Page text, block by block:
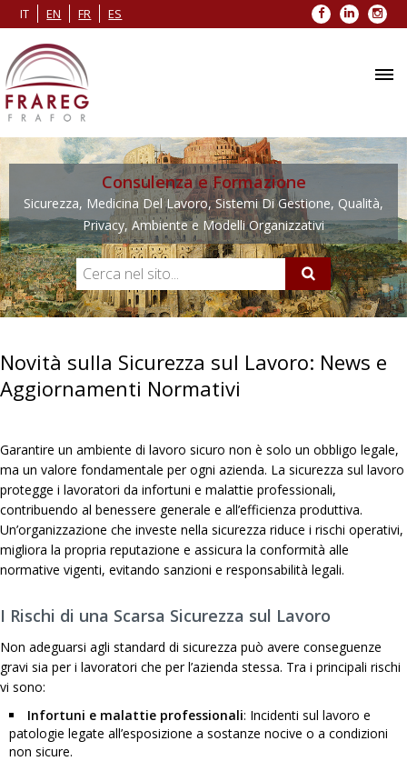
IT EN FR ES Facebook
LinkedIn
Consulenza e Formazione
Sicurezza, Medicina Del Lavoro, Sistemi Di Gestione, Qualità,
Privacy, Ambiente e Modelli Organizzativi
Novità sulla Sicurezza sul Lavoro: News e
Aggiornamenti Normativi
Garantire un ambiente di lavoro sicuro non è solo un obbligo legale,
ma un valore fondamentale per ogni azienda. La sicurezza sul lavoro
protegge i lavoratori da infortuni e malattie professionali,
contribuendo al benessere generale e all’efficienza produttiva.
Un’organizzazione che investe nella sicurezza riduce i rischi operativi,
migliora la propria reputazione e assicura la conformità alle
normative vigenti, evitando sanzioni e responsabilità legali.
I Rischi di una Scarsa Sicurezza sul Lavoro
Non adeguarsi agli standard di sicurezza può avere conseguenze
gravi sia per i lavoratori che per l’azienda stessa. Tra i principali rischi
vi sono:
Infortuni e malattie professionali: Incidenti sul lavoro e
patologie legate all’esposizione a sostanze nocive o a condizioni
non sicure.